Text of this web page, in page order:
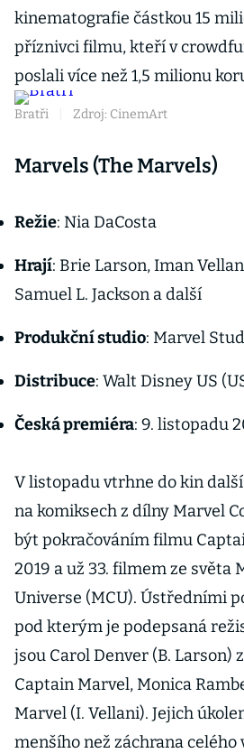
kinematografie částkou 15
příznivci filmu, kteří v
poslali více než 1,5 milionu
Bratři Zdroj: CinemArt
Marvels (The Marvels)
Režie: Nia DaCosta
Hrají: Brie Larson, Iman
Samuel L. Jackson a další
Produkční studio: Marvel
Distribuce: Walt Disney US
Česká premiéra: 9. listopadu
V listopadu vtrhne do kin
na komiksech z dílny Marvel
být pokračováním filmu
2019 a už 33. filmem ze světa
Universe (MCU). Ústředními
pod kterým je podepsaná
jsou Carol Denver (B. Larson)
Captain Marvel, Monica
Marvel (I. Vellani). Jejich
menšího než záchrana